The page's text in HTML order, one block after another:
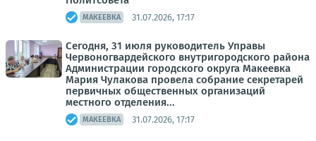
МАКЕЕВКА 31.07.2026, 17:17
Сегодня, 31 июля руководитель Управы
Червоногвардейского внутригородского района
Администрации городского округа Макеевка
Мария Чулакова провела собрание секретарей
первичных общественных организаций
местного отделения...
МАКЕЕВКА 31.07.2026, 17:17